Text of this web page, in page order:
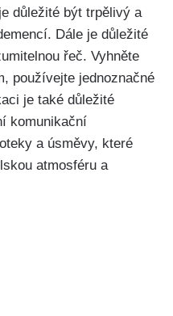
důležité být trpělivý a
Dále je důležité
řeč. Vyhněte
používejte jednoznačné
je také důležité
komunikační
a úsměvy, které
atmosféru a